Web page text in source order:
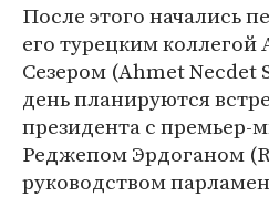
После этого начались
его турецким
Сезером (Ahmet Necdet
день планируются
президента с премьер-
Реджепом Эрдоганом
руководством